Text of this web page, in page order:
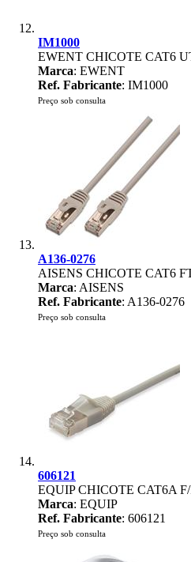
IM1000
EWENT CHICOTE CAT6
Marca: EWENT
Ref. Fabricante: IM1000
Preço sob consulta
A136-0276
AISENS CHICOTE CAT6
Marca: AISENS
Ref. Fabricante: A136-0276
Preço sob consulta
606121
EQUIP CHICOTE CAT6A
Marca: EQUIP
Ref. Fabricante: 606121
Preço sob consulta